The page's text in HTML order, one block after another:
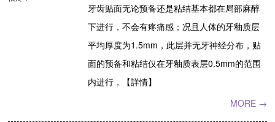
牙齿贴面无论预备还是粘结基本都在局部麻醉
下进行，不会有疼痛感；况且人体的牙釉质层
平均厚度为1.5mm，此层并无牙神经分布，贴
面的预备和粘结仅在牙釉质表层0.5mm的范围
内进行，【詳情】
MORE →